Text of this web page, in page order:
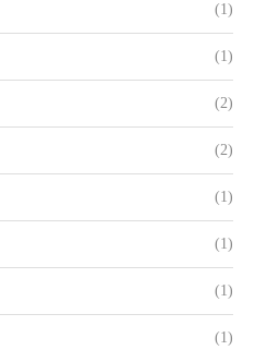
(1)
(1)
(2)
(2)
(1)
(1)
(1)
(1)